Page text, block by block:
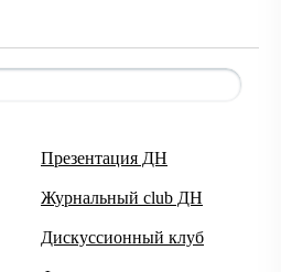
Презентация ДН
Журнальный club ДН
Дискуссионный клуб